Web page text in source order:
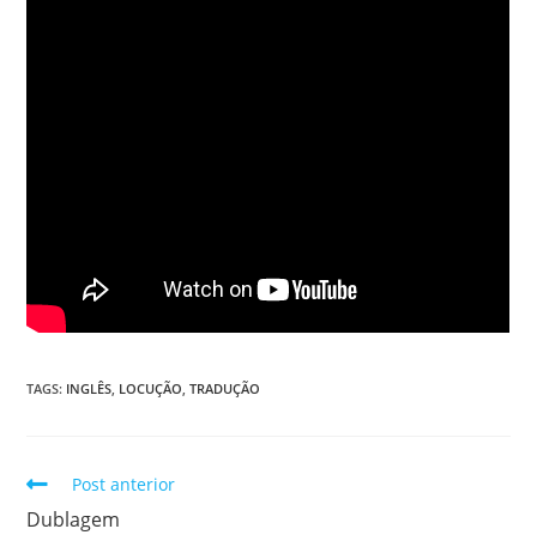
TAGS: INGLÊS, LOCUÇÃO, TRADUÇÃO
Post anterior
Dublagem